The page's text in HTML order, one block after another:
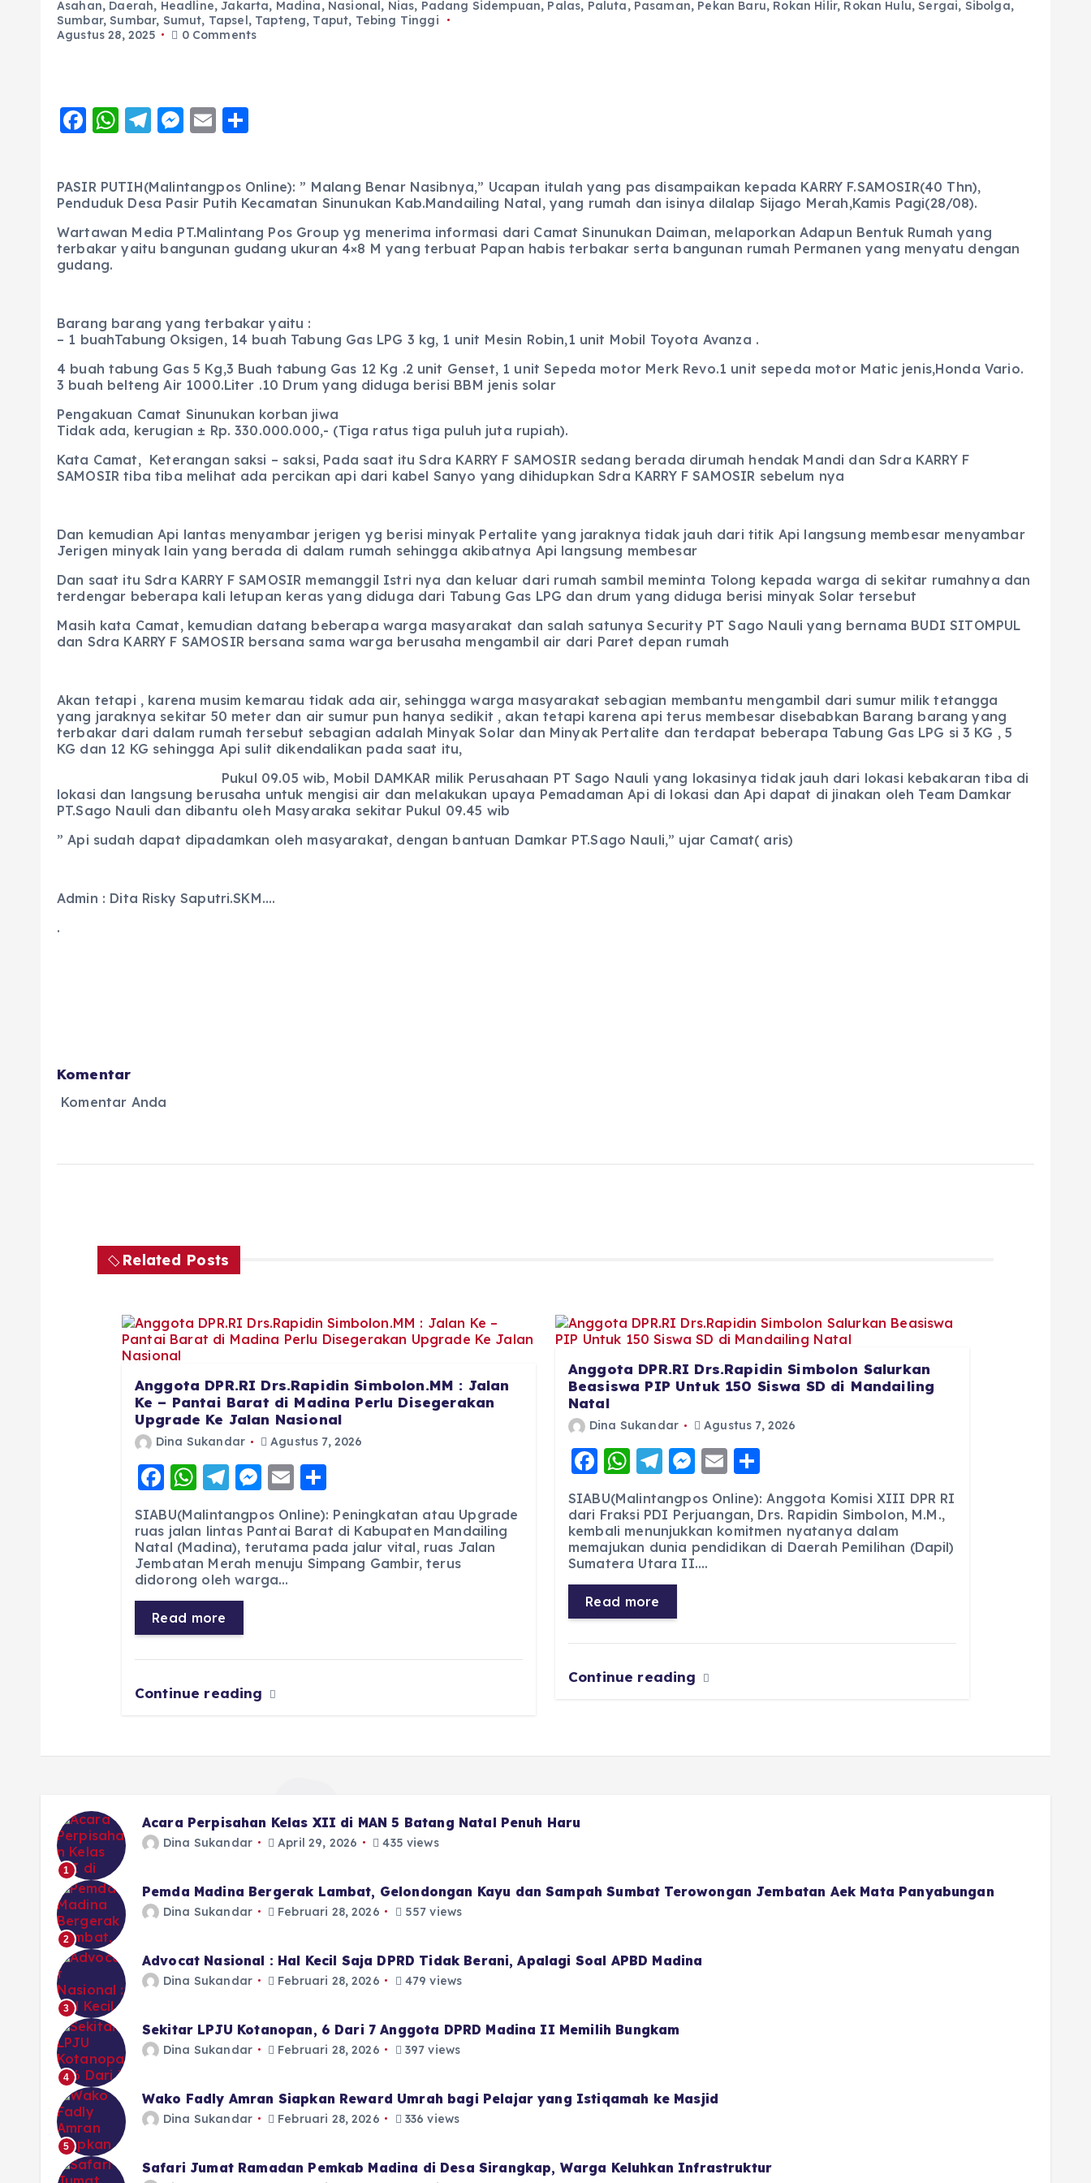
Asahan, Daerah, Headline,Jakarta, Madina, Nasional, Nias, Padang Sidempuan, Palas, Paluta, Pasaman, Pekan Baru, Rokan Hilir, Rokan Hulu,Sergai, Sibolga,
Sumbar,Sumbar, Sumut, Tapsel, Tapteng, Taput, Tebing Tinggi
Agustus 28, 2025
0 Comments
F
e
b
o
o
W
ts
A
p
T
g
r
a
M
e
n
g
E
l
re
PASIR PUTIH(Malintangpos Online): ” Malang Benar Nasibnya,” Ucapan itulah yang pas disampaikan kepada KARRY F.SAMOSIR(40 Thn),
Penduduk Desa Pasir Putih Kecamatan Sinunukan Kab.Mandailing Natal, yang rumah dan isinya dilalap Sijago Merah,Kamis Pagi(28/08).
Wartawan Media PT.Malintang Pos Group yg menerima informasi dari Camat Sinunukan Daiman, melaporkan Adapun Bentuk Rumah yang
terbakar yaitu bangunan gudang ukuran 4×8 M yang terbuat Papan habis terbakar serta bangunan rumah Permanen yang menyatu dengan
gudang.
Barang barang yang terbakar yaitu :
– 1 buahTabung Oksigen, 14 buah Tabung Gas LPG 3 kg, 1 unit Mesin Robin,1 unit Mobil Toyota Avanza .
4 buah tabung Gas 5 Kg,3 Buah tabung Gas 12 Kg .2 unit Genset, 1 unit Sepeda motor Merk Revo.1 unit sepeda motor Matic jenis,Honda Vario.
3 buah belteng Air 1000.Liter .10 Drum yang diduga berisi BBM jenis solar
Pengakuan Camat Sinunukan korban jiwa
Tidak ada, kerugian ± Rp. 330.000.000,- (Tiga ratus tiga puluh juta rupiah).
Kata Camat, Keterangan saksi – saksi, Pada saat itu Sdra KARRY F SAMOSIR sedang berada dirumah hendak Mandi dan Sdra KARRY F
SAMOSIR tiba tiba melihat ada percikan api dari kabel Sanyo yang dihidupkan Sdra KARRY F SAMOSIR sebelum nya
Dan kemudian Api lantas menyambar jerigen yg berisi minyak Pertalite yang jaraknya tidak jauh dari titik Api langsung membesar menyambar
Jerigen minyak lain yang berada di dalam rumah sehingga akibatnya Api langsung membesar
Dan saat itu Sdra KARRY F SAMOSIR memanggil Istri nya dan keluar dari rumah sambil meminta Tolong kepada warga di sekitar rumahnya dan
terdengar beberapa kali letupan keras yang diduga dari Tabung Gas LPG dan drum yang diduga berisi minyak Solar tersebut
Masih kata Camat, kemudian datang beberapa warga masyarakat dan salah satunya Security PT Sago Nauli yang bernama BUDI SITOMPUL
dan Sdra KARRY F SAMOSIR bersana sama warga berusaha mengambil air dari Paret depan rumah
Akan tetapi , karena musim kemarau tidak ada air, sehingga warga masyarakat sebagian membantu mengambil dari sumur milik tetangga
yang jaraknya sekitar 50 meter dan air sumur pun hanya sedikit , akan tetapi karena api terus membesar disebabkan Barang barang yang
terbakar dari dalam rumah tersebut sebagian adalah Minyak Solar dan Minyak Pertalite dan terdapat beberapa Tabung Gas LPG si 3 KG , 5
KG dan 12 KG sehingga Api sulit dikendalikan pada saat itu,
Pukul 09.05 wib, Mobil DAMKAR milik Perusahaan PT Sago Nauli yang lokasinya tidak jauh dari lokasi kebakaran tiba di
lokasi dan langsung berusaha untuk mengisi air dan melakukan upaya Pemadaman Api di lokasi dan Api dapat di jinakan oleh Team Damkar
PT.Sago Nauli dan dibantu oleh Masyaraka sekitar Pukul 09.45 wib
” Api sudah dapat dipadamkan oleh masyarakat, dengan bantuan Damkar PT.Sago Nauli,” ujar Camat( aris)
Admin : Dita Risky Saputri.SKM….
.
Komentar
Komentar Anda
Related Posts
Anggota DPR.RI Drs.Rapidin Simbolon.MM : Jalan
Ke – Pantai Barat di Madina Perlu Disegerakan
Upgrade Ke Jalan Nasional
Dina Sukandar Agustus 7, 2026
F
a
c
e
b
o
o
k
W
h
a
ts
A
p
p
T
e
g
r
a
m
M
ss
e
n
E
m
ai
l
h
a
re
SIABU(Malintangpos Online): Peningkatan atau Upgrade
ruas jalan lintas Pantai Barat di Kabupaten Mandailing
Natal (Madina), terutama pada jalur vital, ruas Jalan
Jembatan Merah menuju Simpang Gambir, terus
didorong oleh warga…
Read more
Continue reading
Anggota DPR.RI Drs.Rapidin Simbolon Salurkan
Beasiswa PIP Untuk 150 Siswa SD di Mandailing
Natal
Dina Sukandar Agustus 7, 2026
F
a
c
e
b
o
o
k
W
h
a
ts
A
p
p
T
e
g
r
a
m
M
ss
e
n
E
m
ai
l
h
a
re
SIABU(Malintangpos Online): Anggota Komisi XIII DPR RI
dari Fraksi PDI Perjuangan, Drs. Rapidin Simbolon, M.M.,
kembali menunjukkan komitmen nyatanya dalam
memajukan dunia pendidikan di Daerah Pemilihan (Dapil)
Sumatera Utara II.…
Read more
Continue reading
1
Acara Perpisahan Kelas XII di MAN 5 Batang Natal Penuh Haru
Dina Sukandar April 29, 2026 435 views
2
Pemda Madina Bergerak Lambat, Gelondongan Kayu dan Sampah Sumbat Terowongan Jembatan Aek Mata Panyabungan
Dina Sukandar Februari 28, 2026 557 views
3
Advocat Nasional : Hal Kecil Saja DPRD Tidak Berani, Apalagi Soal APBD Madina
Dina Sukandar Februari 28, 2026 479 views
4
Sekitar LPJU Kotanopan, 6 Dari 7 Anggota DPRD Madina II Memilih Bungkam
Dina Sukandar Februari 28, 2026 397 views
5
Wako Fadly Amran Siapkan Reward Umrah bagi Pelajar yang Istiqamah ke Masjid
Dina Sukandar Februari 28, 2026 336 views
Safari Jumat Ramadan Pemkab Madina di Desa Sirangkap, Warga Keluhkan Infrastruktur